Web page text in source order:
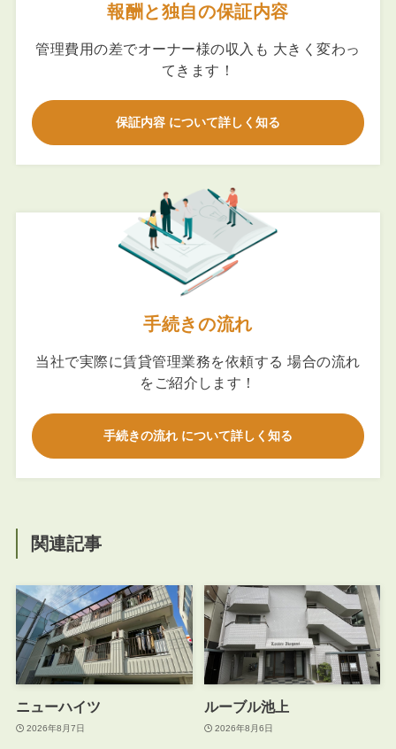
報酬と独自の保証内容
管理費用の差でオーナー様の収入も 大きく変わっ
てきます！
保証内容 について詳しく知る
手続きの流れ
当社で実際に賃貸管理業務を依頼する 場合の流れ
をご紹介します！
手続きの流れ について詳しく知る
関連記事
ニューハイツ
2026年8月7日
ルーブル池上
2026年8月6日